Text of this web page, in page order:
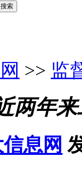
>> 监
两年
息网